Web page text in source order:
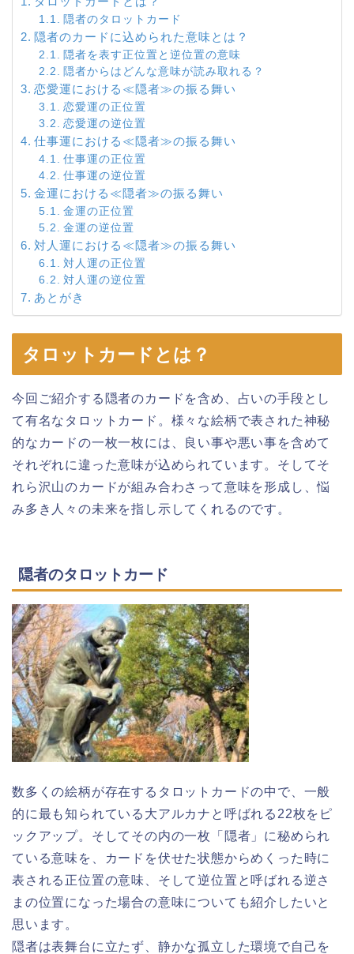
隠者のタロットカード
隠者のカードに込められた意味とは？
隠者を表す正位置と逆位置の意味
隠者からはどんな意味が読み取れる？
恋愛運における≪隠者≫の振る舞い
恋愛運の正位置
恋愛運の逆位置
仕事運における≪隠者≫の振る舞い
仕事運の正位置
仕事運の逆位置
金運における≪隠者≫の振る舞い
金運の正位置
金運の逆位置
対人運における≪隠者≫の振る舞い
対人運の正位置
対人運の逆位置
あとがき
タロットカードとは？
今回ご紹介する隠者のカードを含め、占いの手段とし
て有名なタロットカード。様々な絵柄で表された神秘
的なカードの一枚一枚には、良い事や悪い事を含めて
それぞれに違った意味が込められています。そしてそ
れら沢山のカードが組み合わさって意味を形成し、悩
み多き人々の未来を指し示してくれるのです。
隠者のタロットカード
数多くの絵柄が存在するタロットカードの中で、一般
的に最も知られている大アルカナと呼ばれる22枚をピ
ックアップ。そしてその内の一枚「隠者」に秘められ
ている意味を、カードを伏せた状態からめくった時に
表される正位置の意味、そして逆位置と呼ばれる逆さ
まの位置になった場合の意味についても紹介したいと
思います。
隠者は表舞台に立たず、静かな孤立した環境で自己を